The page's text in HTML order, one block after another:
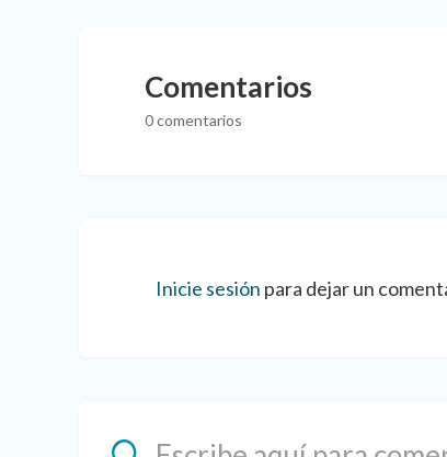
Comentarios
0 comentarios
Inicie sesión para dejar un